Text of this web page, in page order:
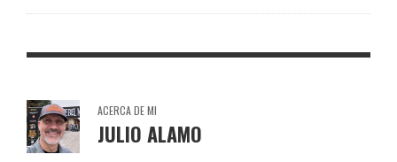
ACERCA DE MI
JULIO ALAMO